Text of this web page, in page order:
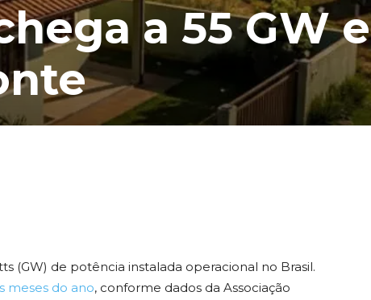
a 55 GW e
(GW) de potência instalada operacional no Brasil.
meses do ano, conforme dados da Associação